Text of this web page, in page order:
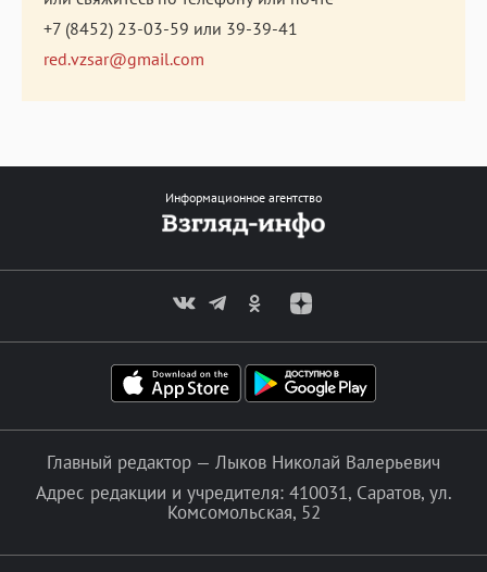
+7 (8452) 23-03-59 или 39-39-41
red.vzsar@gmail.com
Информационное агентство
Главный редактор — Лыков Николай Валерьевич
Адрес редакции и учредителя: 410031, Саратов, ул.
Комсомольская, 52